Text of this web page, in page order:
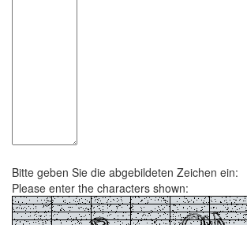
Bitte geben Sie die abgebildeten Zeichen ein:
Please enter the characters shown: